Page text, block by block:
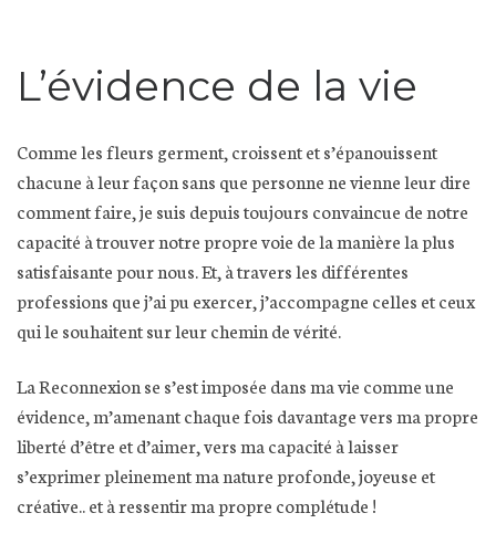
L’évidence de la vie
Comme les fleurs germent, croissent et s’épanouissent
chacune à leur façon sans que personne ne vienne leur dire
comment faire, je suis depuis toujours convaincue de notre
capacité à trouver notre propre voie de la manière la plus
satisfaisante pour nous. Et, à travers les différentes
professions que j’ai pu exercer, j’accompagne celles et ceux
qui le souhaitent sur leur chemin de vérité.
La Reconnexion se s’est imposée dans ma vie comme une
évidence, m’amenant chaque fois davantage vers ma propre
liberté d’être et d’aimer, vers ma capacité à laisser
s’exprimer pleinement ma nature profonde, joyeuse et
créative.. et à ressentir ma propre complétude !